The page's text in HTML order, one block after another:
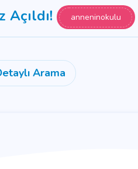
Açıldı! anneninokulu
Arama